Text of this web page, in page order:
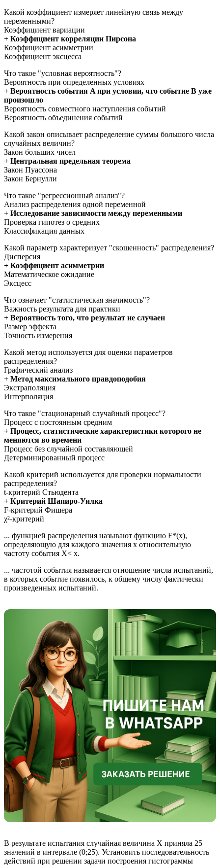
Какой коэффициент измеряет линейную связь между
переменными?
Коэффициент вариации
+ Коэффициент корреляции Пирсона
Коэффициент асимметрии
Коэффициент эксцесса
Что такое "условная вероятность"?
Вероятность при определенных условиях
+ Вероятность события A при условии, что событие B уже
произошло
Вероятность совместного наступления событий
Вероятность объединения событий
Какой закон описывает распределение суммы большого числа
случайных величин?
Закон больших чисел
+ Центральная предельная теорема
Закон Пуассона
Закон Бернулли
Что такое "регрессионный анализ"?
Анализ распределения одной переменной
+ Исследование зависимости между переменными
Проверка гипотез о средних
Классификация данных
Какой параметр характеризует "скошенность" распределения?
Дисперсия
+ Коэффициент асимметрии
Математическое ожидание
Эксцесс
Что означает "статистическая значимость"?
Важность результата для практики
+ Вероятность того, что результат не случаен
Размер эффекта
Точность измерения
Какой метод используется для оценки параметров
распределения?
Графический анализ
+ Метод максимального правдоподобия
Экстраполяция
Интерполяция
Что такое "стационарный случайный процесс"?
Процесс с постоянным средним
+ Процесс, статистические характеристики которого не
меняются во времени
Процесс без случайной составляющей
Детерминированный процесс
Какой критерий используется для проверки нормальности
распределения?
t-критерий Стьюдента
+ Критерий Шапиро-Уилка
F-критерий Фишера
χ²-критерий
... функцией распределения называют функцию F*(x),
определяющую для каждого значения x относительную
частоту события X< x.
... частотой события называется отношение числа испытаний,
в которых событие появилось, к общему числу фактически
произведенных испытаний.
В результате испытания случайная величина Х приняла 25
значений в интервале (0;25). Установить последовательность
действий при решении задачи построения гистограммы